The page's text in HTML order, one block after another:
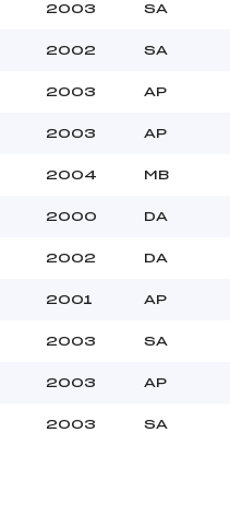
2003 SA
2002 SA
2003 AP
2003 AP
2004 MB
2000 DA
2002 DA
2001 AP
2003 SA
2003 AP
2003 SA